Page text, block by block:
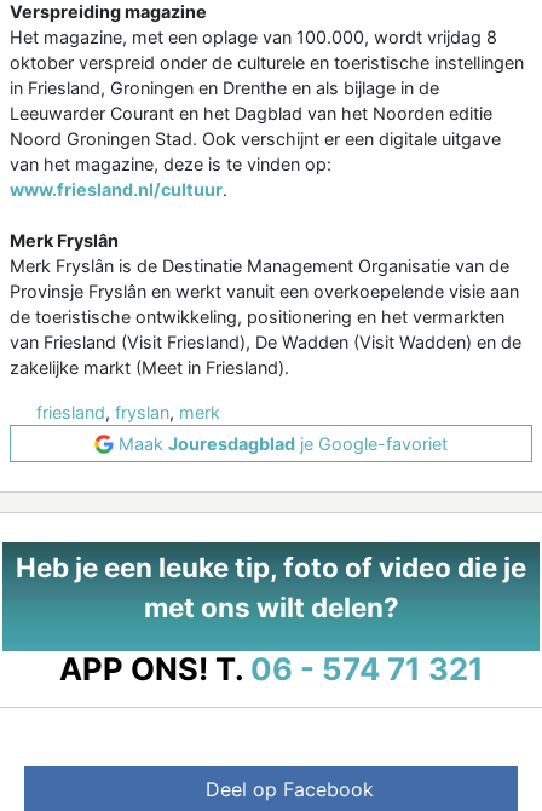
Verspreiding magazine
Het magazine, met een oplage van 100.000, wordt vrijdag 8
oktober verspreid onder de culturele en toeristische instellingen
in Friesland, Groningen en Drenthe en als bijlage in de
Leeuwarder Courant en het Dagblad van het Noorden editie
Noord Groningen Stad. Ook verschijnt er een digitale uitgave
van het magazine, deze is te vinden op:
www.friesland.nl/cultuur.
Merk Fryslân
Merk Fryslân is de Destinatie Management Organisatie van de
Provinsje Fryslân en werkt vanuit een overkoepelende visie aan
de toeristische ontwikkeling, positionering en het vermarkten
van Friesland (Visit Friesland), De Wadden (Visit Wadden) en de
zakelijke markt (Meet in Friesland).
friesland, fryslan, merk
Maak Jouresdagblad je Google-favoriet
Heb je een leuke tip, foto of video die je
met ons wilt delen?
APP ONS! T. 06 - 574 71 321
Deel op Facebook